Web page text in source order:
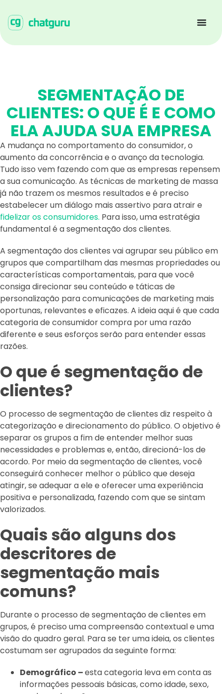
SEGMENTAÇÃO DE
CLIENTES: O QUE É E COMO
ELA AJUDA SUA EMPRESA
A mudança no comportamento do consumidor, o
aumento da concorrência e o avanço da tecnologia.
Tudo isso vem fazendo com que as empresas repensem
a sua comunicação. As técnicas de marketing de massa
já não trazem os mesmos resultados e é preciso
estabelecer um diálogo mais assertivo para atrair e
fidelizar os consumidores. Para isso, uma estratégia
fundamental é a segmentação dos clientes.
A segmentação dos clientes vai agrupar seu público em
grupos que compartilham das mesmas propriedades ou
características comportamentais, para que você
consiga direcionar seu conteúdo e táticas de
personalização para comunicações de marketing mais
oportunas, relevantes e eficazes. A ideia aqui é que cada
categoria de consumidor compra por uma razão
diferente e seus esforços serão para entender essas
razões.
O que é segmentação de
clientes?
O processo de segmentação de clientes diz respeito à
categorização e direcionamento do público. O objetivo é
separar os grupos a fim de entender melhor suas
necessidades e problemas e, então, direcioná-los de
acordo. Por meio da segmentação de clientes, você
conseguirá conhecer melhor o público que deseja
atingir, se adequar a ele e oferecer uma experiência
positiva e personalizada, fazendo com que se sintam
valorizados.
Quais são alguns dos
descritores de
segmentação mais
comuns?
Durante o processo de segmentação de clientes em
grupos, é preciso uma compreensão contextual e uma
visão do quadro geral. Para se ter uma ideia, os clientes
costumam ser agrupados da seguinte forma:
Demográfico –esta categoria leva em conta as
informações pessoais básicas, como idade, sexo,